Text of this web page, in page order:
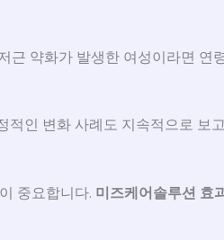
약화가 발생한 여성이라면 연
인 변화 사례도 지속적으로 보
중요합니다. 미즈케어솔루션 효